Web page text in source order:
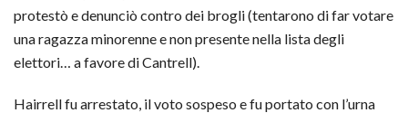
protestò e denunciò contro dei brogli (tentarono di far votare
una ragazza minorenne e non presente nella lista degli
elettori… a favore di Cantrell).
Hairrell fu arrestato, il voto sospeso e fu portato con l’urna